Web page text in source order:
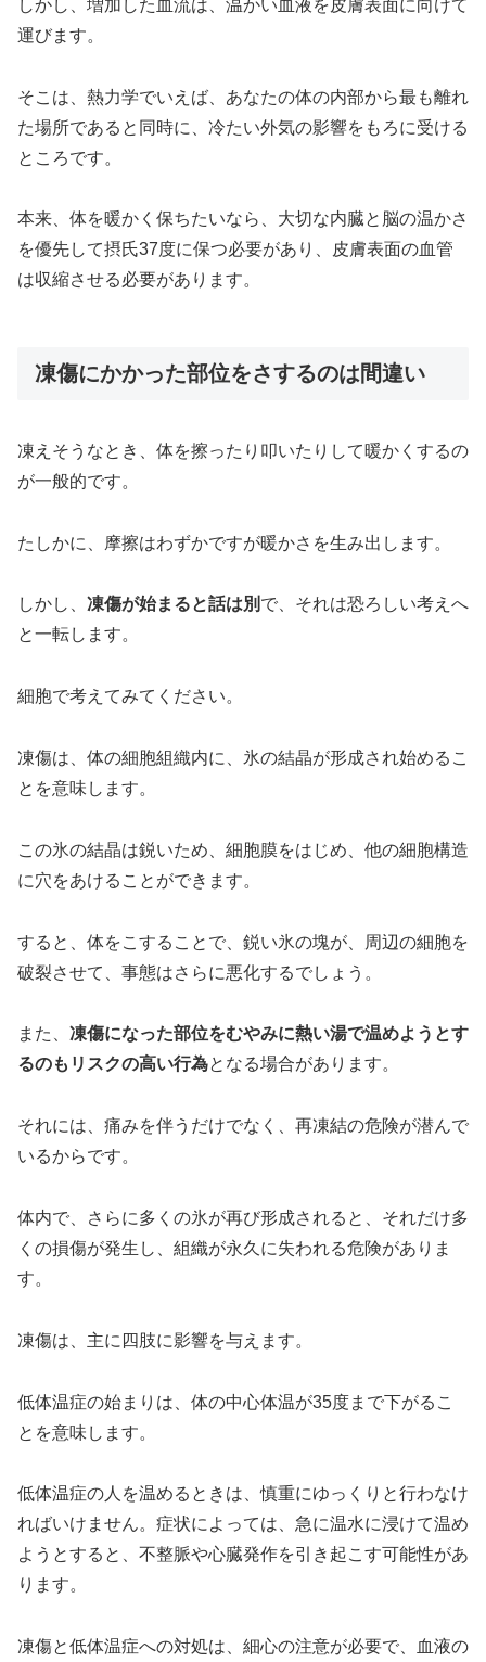
しかし、増加した血流は、温かい血液を皮膚表面に向けて
運びます。
そこは、熱力学でいえば、あなたの体の内部から最も離れ
た場所であると同時に、冷たい外気の影響をもろに受ける
ところです。
本来、体を暖かく保ちたいなら、大切な内臓と脳の温かさ
を優先して摂氏37度に保つ必要があり、皮膚表面の血管
は収縮させる必要があります。
凍傷にかかった部位をさするのは間違い
凍えそうなとき、体を擦ったり叩いたりして暖かくするの
が一般的です。
たしかに、摩擦はわずかですが暖かさを生み出します。
しかし、 凍傷が始まると話は別 で、それは恐ろしい考えへ
と一転します。
細胞で考えてみてください。
凍傷は、体の細胞組織内に、氷の結晶が形成され始めるこ
とを意味します。
この氷の結晶は鋭いため、細胞膜をはじめ、他の細胞構造
に穴をあけることができます。
すると、体をこすることで、鋭い氷の塊が、周辺の細胞を
破裂させて、事態はさらに悪化するでしょう。
また、 凍傷になった部位をむやみに熱い湯で温めようとす
るのもリスクの高い行為となる場合があります。
それには、痛みを伴うだけでなく、再凍結の危険が潜んで
いるからです。
体内で、さらに多くの氷が再び形成されると、それだけ多
くの損傷が発生し、組織が永久に失われる危険がありま
す。
凍傷は、主に四肢に影響を与えます。
低体温症の始まりは、体の中心体温が35度まで下がるこ
とを意味します。
低体温症の人を温めるときは、慎重にゆっくりと行わなけ
ればいけません。症状によっては、急に温水に浸けて温め
ようとすると、不整脈や心臓発作を引き起こす可能性があ
ります。
凍傷と低体温症への対処は、細心の注意が必要で、血液の